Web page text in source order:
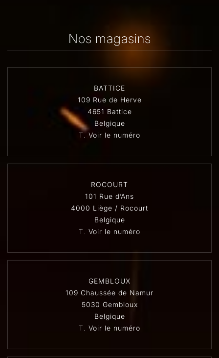
Nos magasins
BATTICE
109 Rue de Herve
4651 Battice
Belgique
T. Voir le numéro
ROCOURT
101 Rue d’Ans
4000 Liège / Rocourt
Belgique
T. Voir le numéro
GEMBLOUX
109 Chaussée de Namur
5030 Gembloux
Belgique
T. Voir le numéro